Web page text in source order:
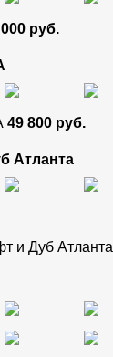
руб.
49 800 руб.
Атланта
и Дуб Атланта